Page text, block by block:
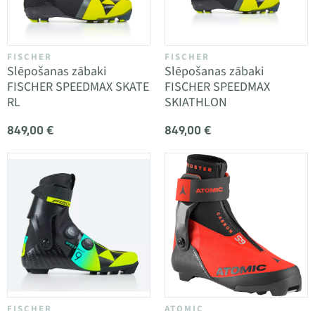
FISCHER
Slēpošanas zābaki
FISCHER SPEEDMAX SKATE
RL
849,00 €
FISCHER
Slēpošanas zābaki
FISCHER SPEEDMAX
SKIATHLON
849,00 €